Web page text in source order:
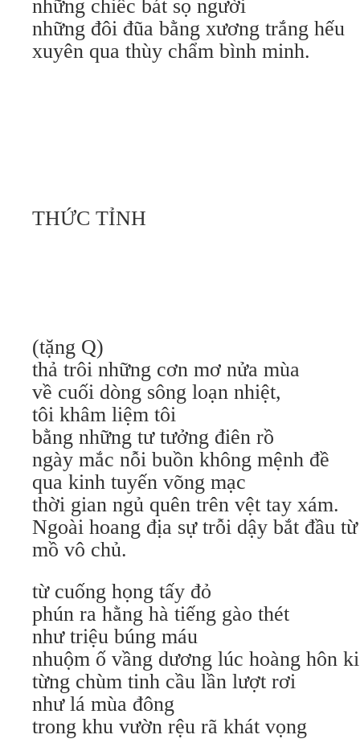
những chiếc bát sọ người
những đôi đũa bằng xương trắng hếu
xuyên qua thùy chẩm bình minh.
THỨC TỈNH
(tặng Q)
thả trôi những cơn mơ nửa mùa
về cuối dòng sông loạn nhiệt,
tôi khâm liệm tôi
bằng những tư tưởng điên rồ
ngày mắc nỗi buồn không mệnh đề
qua kinh tuyến võng mạc
thời gian ngủ quên trên vệt tay xám.
Ngoài hoang địa sự trỗi dậy bắt đầu
mồ vô chủ.
từ cuống họng tấy đỏ
phún ra hằng hà tiếng gào thét
như triệu búng máu
nhuộm ố vầng dương lúc hoàng hôn
từng chùm tinh cầu lần lượt rơi
như lá mùa đông
trong khu vườn rệu rã khát vọng